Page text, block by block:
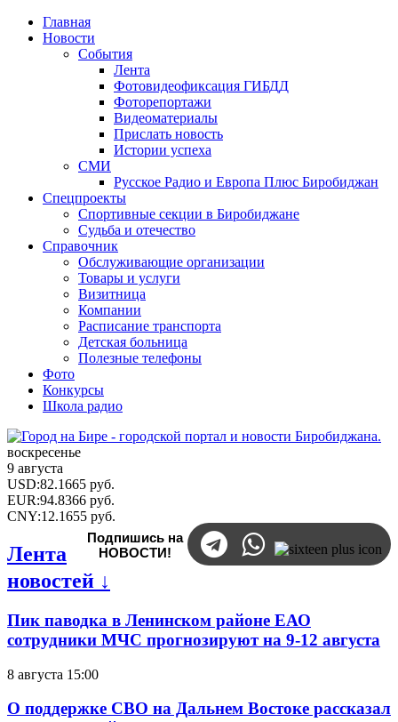
Главная
Новости
События
Лента
Фотовидеофиксация ГИБДД
Фоторепортажи
Видеоматериалы
Прислать новость
Истории успеха
СМИ
Русское Радио и Европа Плюс Биробиджан
Спецпроекты
Спортивные секции в Биробиджане
Судьба и отечество
Справочник
Обслуживающие организации
Товары и услуги
Визитница
Компании
Расписание транспорта
Детская больница
Полезные телефоны
Фото
Конкурсы
Школа радио
воскресенье
9 августа
USD:82.1665 руб.
EUR:94.8366 руб.
CNY:12.1655 руб.
Подпишись на
НОВОСТИ!
Лента
новостей ↓
Пик паводка в Ленинском районе ЕАО
сотрудники МЧС прогнозируют на 9-12 августа
8 августа 15:00
О поддержке СВО на Дальнем Востоке рассказал